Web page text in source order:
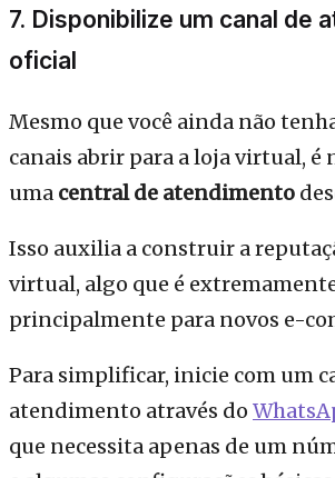
7. Disponibilize um canal de
oficial
Mesmo que você ainda não
canais abrir para a loja virtual, é
uma central de atendimento
Isso auxilia a construir a
virtual, algo que é
principalmente para novos e-
Para simplificar, inicie com um
atendimento através do
que necessita apenas de um